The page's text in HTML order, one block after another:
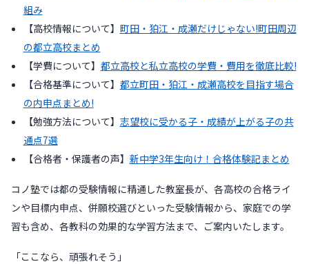
組み
【高校情報について】 町田・狛江・成瀬だけじゃない!町田周辺
の都立高校まとめ
【学費について】 都立高校と私立高校の学費・費用を徹底比較!
【合格基準について】 都立町田・狛江・成瀬高校を目指す場合
の内申点まとめ!
【勉強方法について】 志望校に受かる子・成績が上がる子の共
通点7選
【合格者・保護者の声】 新中学3年生向け！合格体験記まとめ
コノ塾では都の受験情報に精通した教室長が、各高校の合格ライ
ンや目標内申点、併願校選びといった受験情報から、家庭での学
習も含め、各教科の効果的な学習方法まで、ご案内いたします。
「ここなら、頑張れそう」